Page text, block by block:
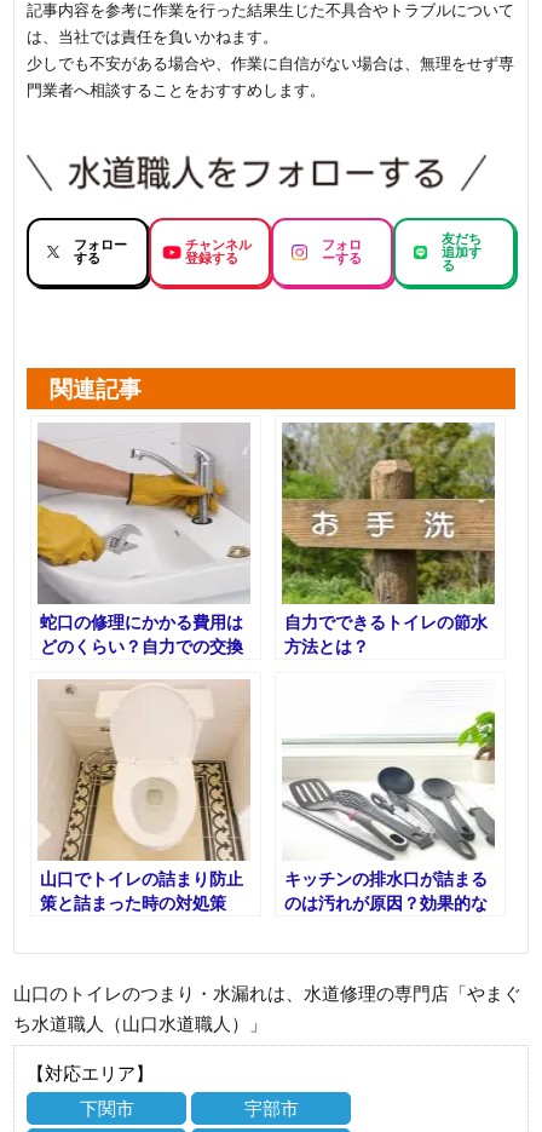
記事内容を参考に作業を行った結果生じた不具合やトラブルについて
は、当社では責任を負いかねます。
少しでも不安がある場合や、作業に自信がない場合は、無理をせず専
門業者へ相談することをおすすめします。
フォロー
する
チャンネル
登録する
フォロ
ーする
友だち
追加す
る
関連記事
蛇口の修理にかかる費用は
どのくらい？自力での交換
自力でできるトイレの節水
方法とは？
山口でトイレの詰まり防止
策と詰まった時の対処策
キッチンの排水口が詰まる
のは汚れが原因？効果的な
山口のトイレのつまり・水漏れは、水道修理の専門店「やまぐ
ち水道職人（山口水道職人）」
【対応エリア】
下関市
宇部市